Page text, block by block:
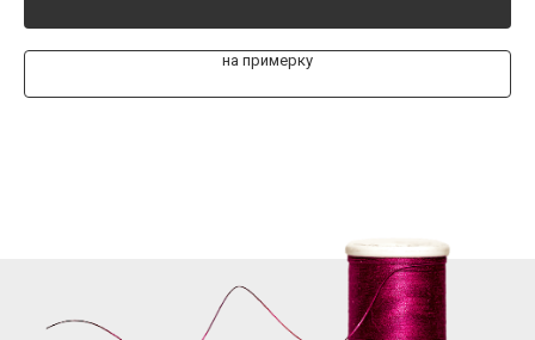
на примерку